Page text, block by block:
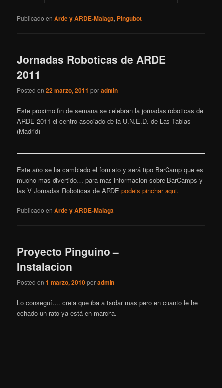
Publicado en Arde y ARDE-Malaga, Pingubot
Jornadas Roboticas de ARDE
2011
Posted on22 marzo, 2011 poradmin
Este proximo fin de semana se celebran la jornadas roboticas de
ARDE 2011 el centro asociado de la U.N.E.D. de Las Tablas
(Madrid)
Este año se ha cambiado el formato y será tipo BarCamp que es
mucho mas divertido… para mas informacion sobre BarCamps y
las V Jornadas Roboticas de ARDEpodeis pinchar aqui.
Publicado en Arde y ARDE-Malaga
Proyecto Pinguino –
Instalacion
Posted on1 marzo, 2010poradmin
Lo conseguí…. creia que iba a tardar mas pero en cuanto le he
echado un rato ya está en marcha.